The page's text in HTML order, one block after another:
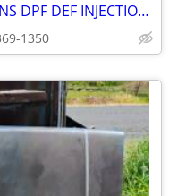
COMPLETE SYSTEM 2016 CUMMINS DPF DEF INJECTION EGR SENSORS EXHAUST >>
1350